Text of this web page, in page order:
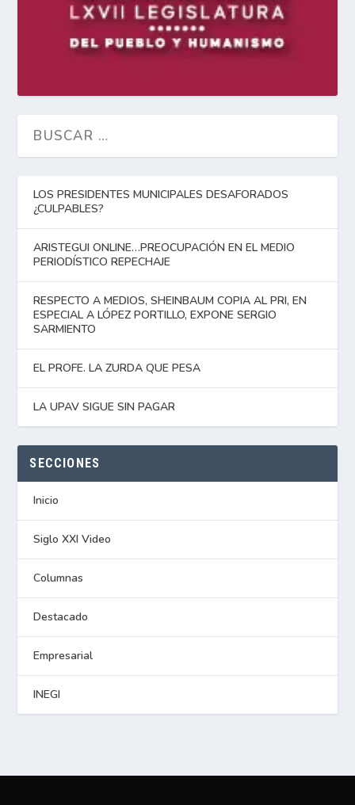
LOS PRESIDENTES MUNICIPALES DESAFORADOS
¿CULPABLES?
ARISTEGUI ONLINE…PREOCUPACIÓN EN EL MEDIO
PERIODÍSTICO REPECHAJE
RESPECTO A MEDIOS, SHEINBAUM COPIA AL PRI, EN
ESPECIAL A LÓPEZ PORTILLO, EXPONE SERGIO
SARMIENTO
EL PROFE. LA ZURDA QUE PESA
LA UPAV SIGUE SIN PAGAR
SECCIONES
Inicio
Siglo XXI Video
Columnas
Destacado
Empresarial
INEGI